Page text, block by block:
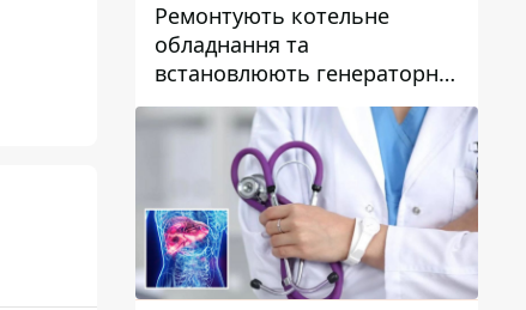
Ремонтують котельне
обладнання та
встановлюють генераторні
установки: як у Дніпрі
готуються до
опалювального сезону